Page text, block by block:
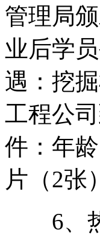
管理局
业后学
遇：挖
工程公
件：年
片（2张
6、热